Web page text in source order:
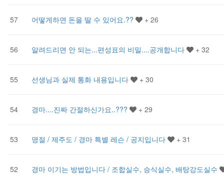
57 어떻게하면 돈을 딸 수 있어요.?? + 26
56 알려드리면 안 되는...편성표의 비밀....공개합니다 + 32
55 선생님과 실제 통화 내용입니다 + 30
54 경마....진짜 간절하신가요..??? + 29
53 명절 / 제주도 / 경마 특별 레슨 / 공지입니다 + 31
52 경마 이기는 방법입니다 / 조합실수, 승식실수, 배탕강도실수